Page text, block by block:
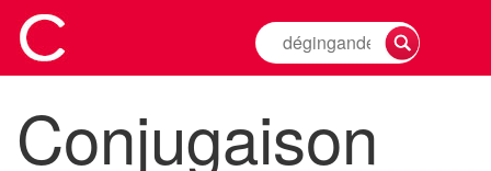
Rechercher
la
d'un
verbe
Conjugaison